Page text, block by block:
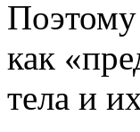
Поэтому
как
тела и